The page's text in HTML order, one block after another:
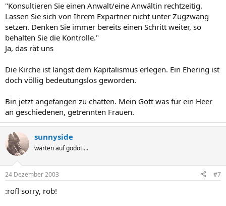
"Konsultieren Sie einen Anwalt/eine Anwältin rechtzeitig.
Lassen Sie sich von Ihrem Expartner nicht unter Zugzwang
setzen. Denken Sie immer bereits einen Schritt weiter, so
behalten Sie die Kontrolle."
Ja, das rät uns
Die Kirche ist längst dem Kapitalismus erlegen. Ein Ehering ist
doch völlig bedeutungslos geworden.
Bin jetzt angefangen zu chatten. Mein Gott was für ein Heer
an geschiedenen, getrennten Frauen.
sunnyside
warten auf godot....
24 Dezember 2003 #7
:rofl sorry, rob!